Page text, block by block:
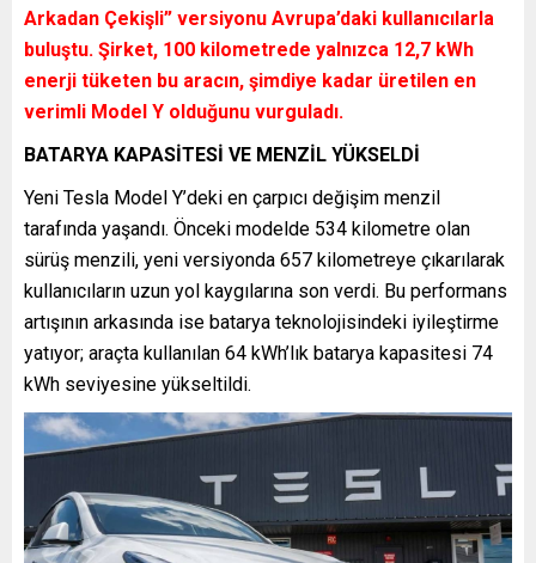
Arkadan Çekişli” versiyonu Avrupa’daki kullanıcılarla
buluştu. Şirket, 100 kilometrede yalnızca 12,7 kWh
enerji tüketen bu aracın, şimdiye kadar üretilen en
verimli Model Y olduğunu vurguladı.
BATARYA KAPASİTESİ VE MENZİL YÜKSELDİ
Yeni Tesla Model Y’deki en çarpıcı değişim menzil
tarafında yaşandı. Önceki modelde 534 kilometre olan
sürüş menzili, yeni versiyonda 657 kilometreye çıkarılarak
kullanıcıların uzun yol kaygılarına son verdi. Bu performans
artışının arkasında ise batarya teknolojisindeki iyileştirme
yatıyor; araçta kullanılan 64 kWh’lık batarya kapasitesi 74
kWh seviyesine yükseltildi.